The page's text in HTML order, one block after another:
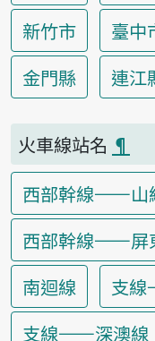
新竹市
臺中
金門縣
連江
火車線站名 ¶
西部幹線——山
西部幹線——屏
南迴線
支
支線——深澳線